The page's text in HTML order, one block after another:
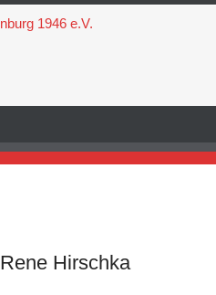
Rene Hirschka